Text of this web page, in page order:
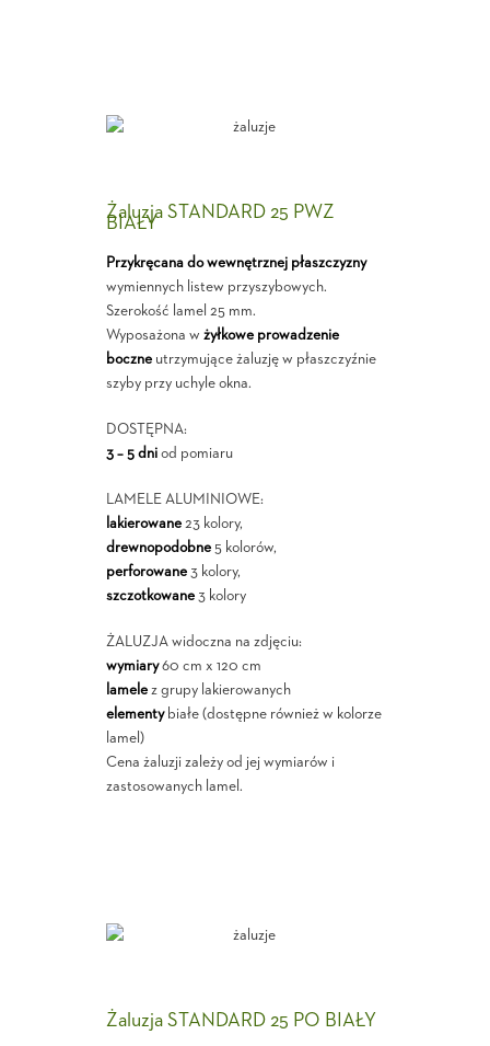
Żaluzja STANDARD 25 PWZ
BIAŁY
Przykręcana do wewnętrznej płaszczyzny
wymiennych listew przyszybowych.
Szerokość lamel 25 mm.
Wyposażona w żyłkowe prowadzenie
boczneutrzymujące żaluzję w płaszczyźnie
szyby przy uchyle okna.
DOSTĘPNA:
3 – 5 dniod pomiaru
LAMELE ALUMINIOWE:
lakierowane23 kolory,
drewnopodobne5 kolorów,
perforowane3 kolory,
szczotkowane3 kolory
ŻALUZJA widoczna na zdjęciu:
wymiary60 cm x 120 cm
lamelez grupy lakierowanych
elementybiałe (dostępne również w kolorze
lamel)
Cena żaluzji zależy od jej wymiarów i
zastosowanych lamel.
Żaluzja STANDARD 25 PO BIAŁY